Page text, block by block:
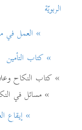
الربويّة
» العمل في
» كتاب التأمين
» كتاب النكاح
» مسائل في
» إيقاع